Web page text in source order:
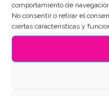
comportamiento de
No consentir o retirar el
ciertas características y
SKU:5617
Personajes-
Galletas de